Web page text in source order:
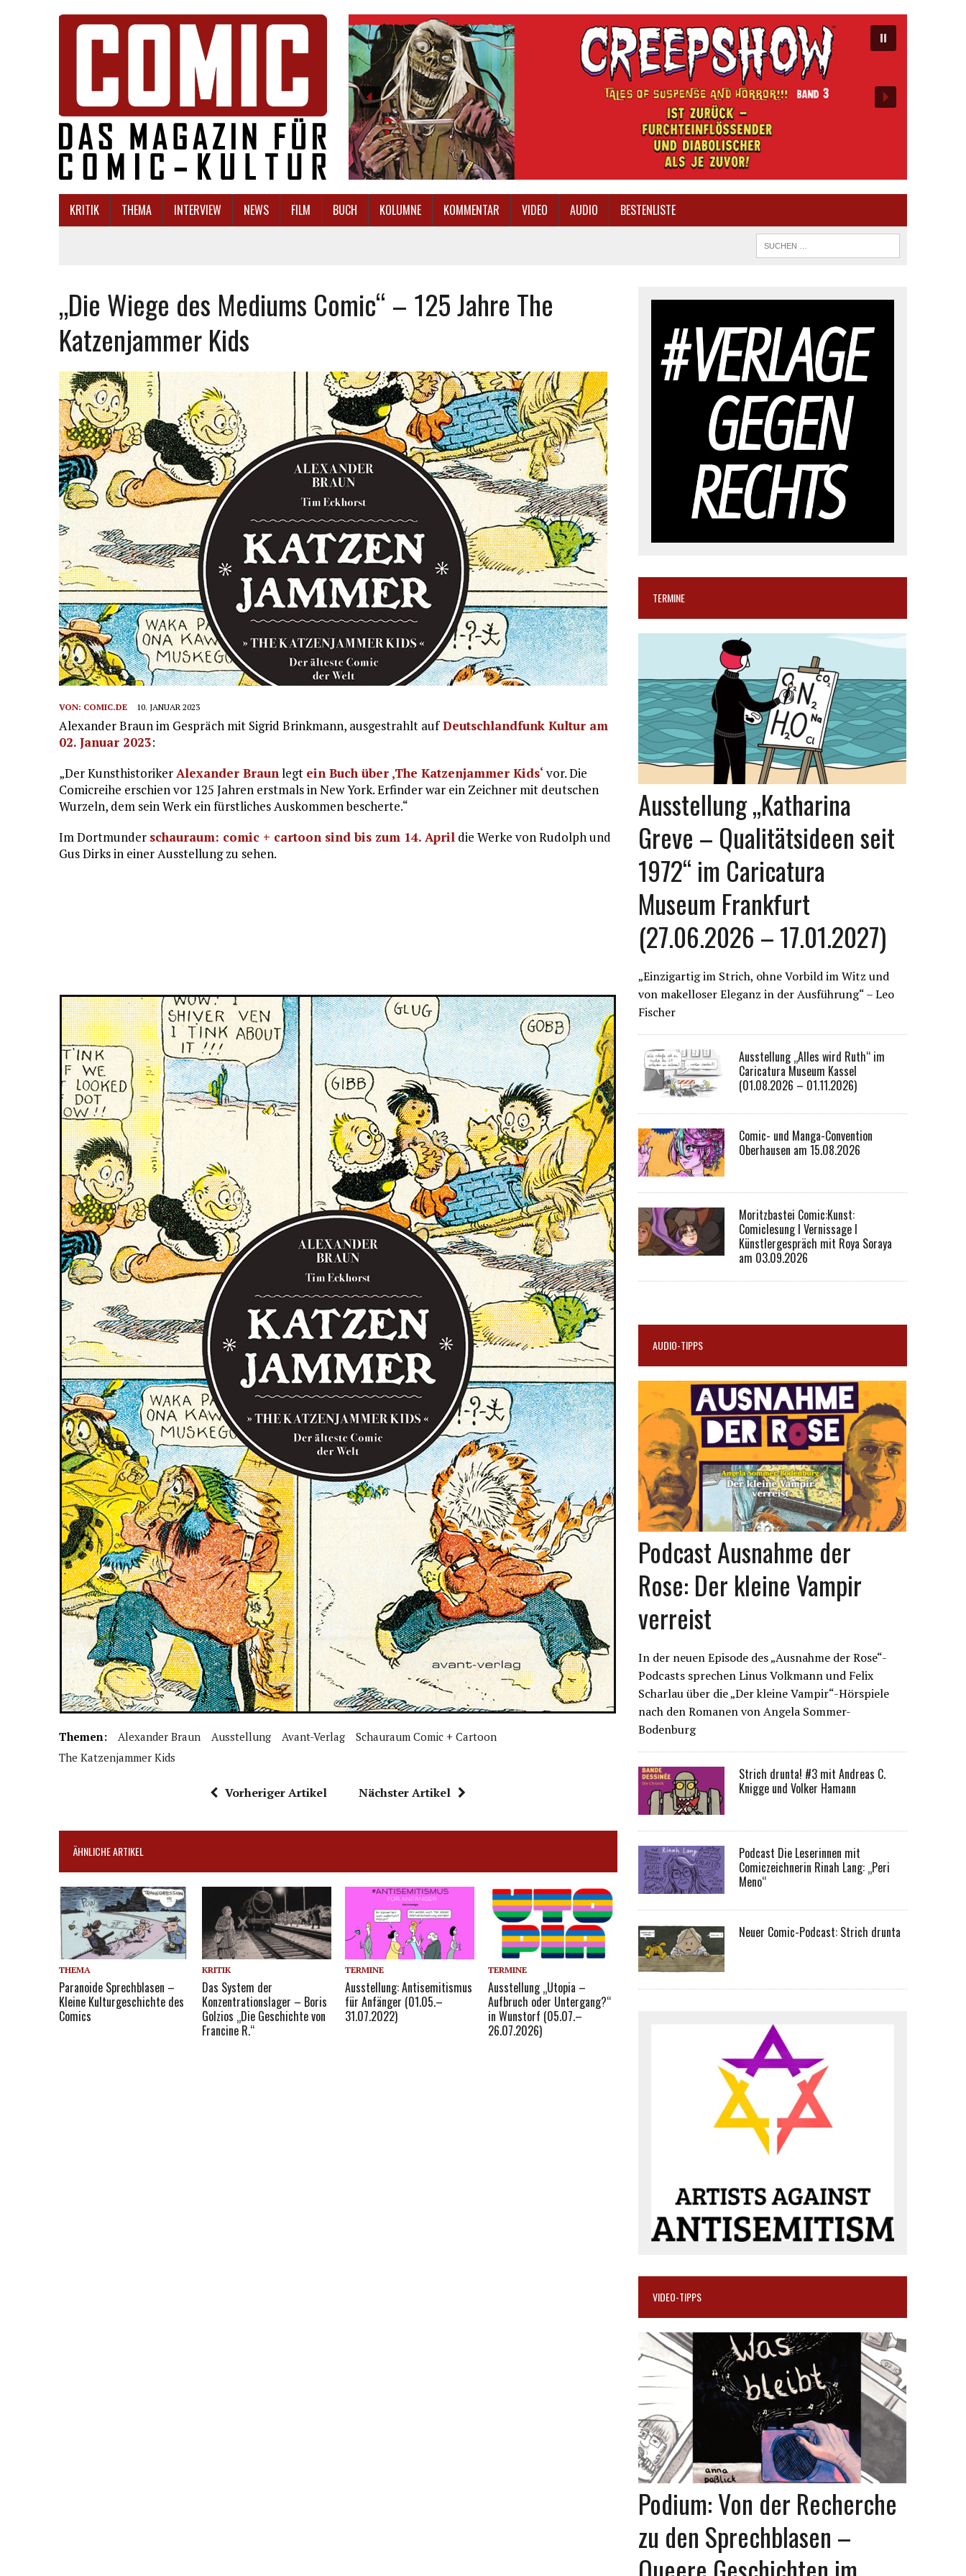
KRITIK THEMA INTERVIEW NEWS FILM BUCH KOLUMNE KOMMENTAR VIDEO AUDIO BESTENLISTE
„Die Wiege des Mediums Comic“ – 125 Jahre The
Katzenjammer Kids
VON: COMIC.DE 10. JANUAR 2023
Alexander Braun im Gespräch mit Sigrid Brinkmann, ausgestrahlt aufDeutschlandfunk Kultur am
02. Januar 2023:
„Der KunsthistorikerAlexander Braunlegt ein Buch über ‚The Katzenjammer Kids‘ vor. Die
Comicreihe erschien vor 125 Jahren erstmals in New York. Erfinder war ein Zeichner mit deutschen
Wurzeln, dem sein Werk ein fürstliches Auskommen bescherte.“
Im Dortmunder schauraum: comic + cartoon sind bis zum 14. April die Werke von Rudolph und
Gus Dirks in einer Ausstellung zu sehen.
Themen: Alexander Braun Ausstellung Avant-Verlag
Schauraum Comic + Cartoon
The Katzenjammer Kids
Vorheriger Artikel Nächster Artikel
ÄHNLICHE ARTIKEL
THEMA
Paranoide Sprechblasen –
Kleine Kulturgeschichte des
Comics
KRITIK
Das System der
Konzentrationslager – Boris
Golzios „Die Geschichte von
Francine R.“
TERMINE
Ausstellung: Antisemitismus
für Anfänger (01.05.–
31.07.2022)
TERMINE
Ausstellung „Utopia –
Aufbruch oder Untergang?“
in Wunstorf (05.07.–
26.07.2026)
TERMINE
Ausstellung „Katharina
Greve – Qualitätsideen seit
1972“ im Caricatura
Museum Frankfurt
(27.06.2026 – 17.01.2027)
„Einzigartig im Strich, ohne Vorbild im Witz und
von makelloser Eleganz in der Ausführung“ – Leo
Fischer
Ausstellung „Alles wird Ruth“ im
Caricatura Museum Kassel
(01.08.2026 – 01.11.2026)
Comic- und Manga-Convention
Oberhausen am 15.08.2026
Moritzbastei Comic:Kunst:
Comiclesung I Vernissage I
Künstlergespräch mit Roya Soraya
am 03.09.2026
AUDIO-TIPPS
Podcast Ausnahme der
Rose: Der kleine Vampir
verreist
In der neuen Episode des „Ausnahme der Rose“-
Podcasts sprechen Linus Volkmann und Felix
Scharlau über die „Der kleine Vampir“-Hörspiele
nach den Romanen von Angela Sommer-
Bodenburg
Strich drunta! #3 mit Andreas C.
Knigge und Volker Hamann
Podcast Die Leserinnen mit
Comiczeichnerin Rinah Lang: „Peri
Meno“
Neuer Comic-Podcast: Strich drunta
VIDEO-TIPPS
Podium: Von der Recherche
zu den Sprechblasen –